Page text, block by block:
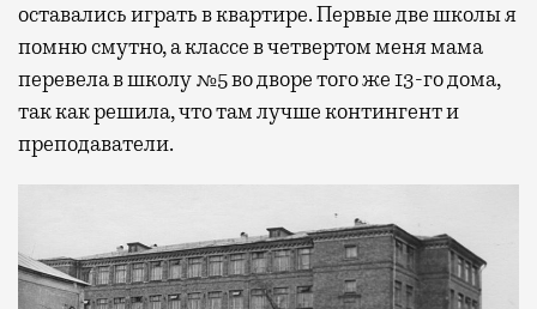
оставались играть в квартире. Первые две школы я
помню смутно, а классе в четвертом меня мама
перевела в школу №5 во дворе того же 13-го дома,
так как решила, что там лучше контингент и
преподаватели.